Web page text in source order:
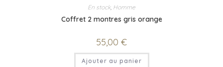
En stock, Homme
Coffret 2 montres gris orange
55,00 €
Ajouter au panier